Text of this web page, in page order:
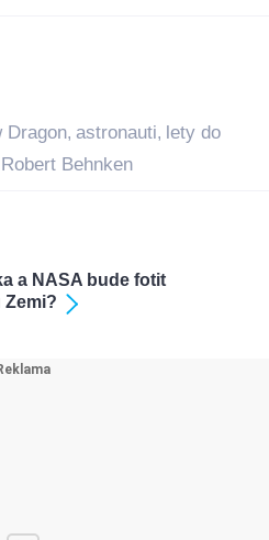
Dragon, astronauti, lety do
Robert Behnken
a NASA bude fotit
Zemi?